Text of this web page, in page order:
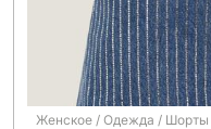
Женское / Одежда /